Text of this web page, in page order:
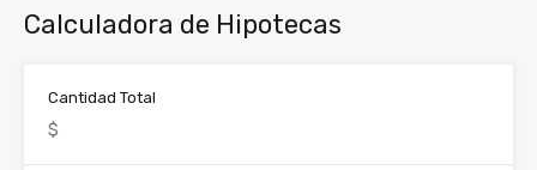
Calculadora de Hipotecas
Cantidad Total